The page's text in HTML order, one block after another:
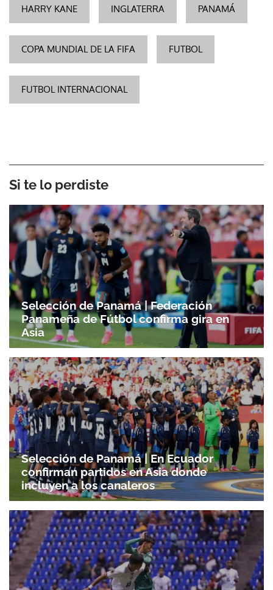
HARRY KANE INGLATERRA PANAMÁ
COPA MUNDIAL DE LA FIFA FUTBOL
FUTBOL INTERNACIONAL
Si te lo perdiste
Selección de Panamá | Federación
Panameña de Fútbol confirma gira en
Asia
Selección de Panamá | En Ecuador
confirman partidos en Asia donde
incluyen a los canaleros